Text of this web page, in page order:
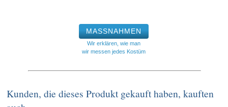
MASSNAHMEN
Wir erklären, wie man
wir messen jedes Kostüm
Kunden, die dieses Produkt gekauft haben, kauften